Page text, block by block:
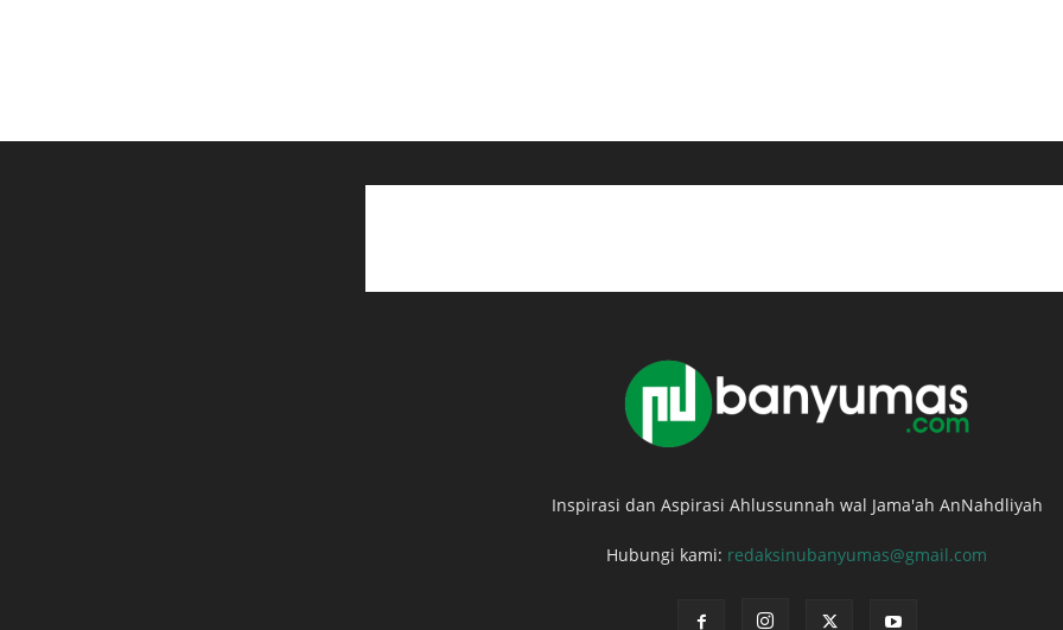
Inspirasi dan Aspirasi Ahlussunnah wal Jama'ah AnNahdliyah
Hubungi kami: redaksinubanyumas@gmail.com